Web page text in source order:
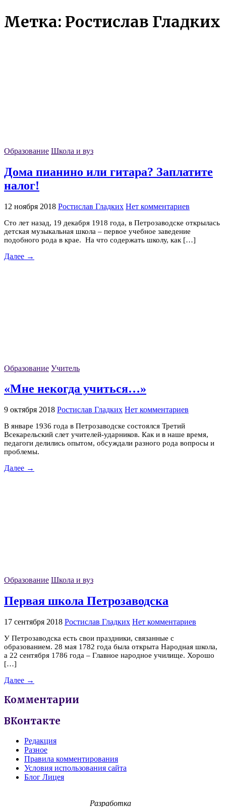
Метка: Ростислав Гладких
Образование Школа и вуз
Дома пианино или гитара? Заплатите
налог!
12 ноября 2018 Ростислав Гладких Нет комментариев
Сто лет назад, 19 декабря 1918 года, в Петрозаводске открылась
детская музыкальная школа – первое учебное заведение
подобного рода в крае. На что содержать школу, как […]
Далее →
Образование Учитель
«Мне некогда учиться…»
9 октября 2018 Ростислав Гладких Нет комментариев
В январе 1936 года в Петрозаводске состоялся Третий
Всекарельский слет учителей-ударников. Как и в наше время,
педагоги делились опытом, обсуждали разного рода вопросы и
проблемы.
Далее →
Образование Школа и вуз
Первая школа Петрозаводска
17 сентября 2018 Ростислав Гладких Нет комментариев
У Петрозаводска есть свои праздники, связанные с
образованием. 28 мая 1782 года была открыта Народная школа,
а 22 сентября 1786 года – Главное народное училище. Хорошо
[…]
Далее →
Комментарии
ВКонтакте
Редакция
Разное
Правила комментирования
Условия использования сайта
Блог Лицея
Разработка